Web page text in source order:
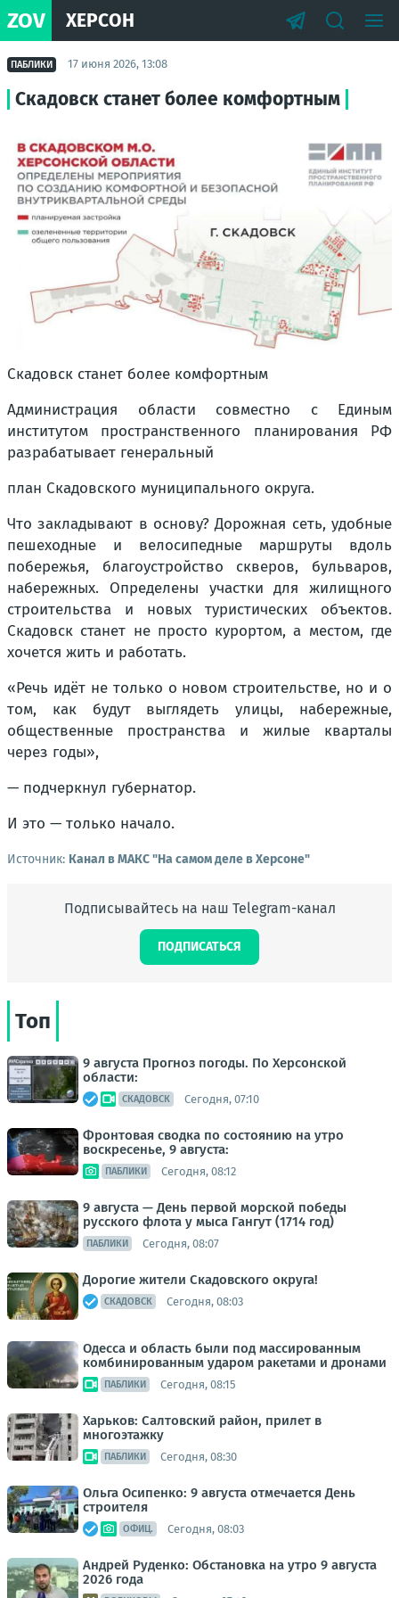
ZOV ХЕРСОН
ПАБЛИКИ 17 июня 2026, 13:08
Скадовск станет более комфортным
Скадовск станет более комфортным
Администрация области совместно с Единым
институтом пространственного планирования РФ
разрабатывает генеральный
план Скадовского муниципального округа.
Что закладывают в основу? Дорожная сеть, удобные
пешеходные и велосипедные маршруты вдоль
побережья, благоустройство скверов, бульваров,
набережных. Определены участки для жилищного
строительства и новых туристических объектов.
Скадовск станет не просто курортом, а местом, где
хочется жить и работать.
«Речь идёт не только о новом строительстве, но и о
том, как будут выглядеть улицы, набережные,
общественные пространства и жилые кварталы
через годы»,
— подчеркнул губернатор.
И это — только начало.
Источник: Канал в МАКС "На самом деле в Херсоне"
Подписывайтесь на наш Telegram-канал
ПОДПИСАТЬСЯ
Топ
9 августа Прогноз погоды. По Херсонской
области:
СКАДОВСК Сегодня, 07:10
Фронтовая сводка по состоянию на утро
воскресенье, 9 августа:
ПАБЛИКИ Сегодня, 08:12
9 августа — День первой морской победы
русского флота у мыса Гангут (1714 год)
ПАБЛИКИ Сегодня, 08:07
Дорогие жители Скадовского округа!
СКАДОВСК Сегодня, 08:03
Одесса и область были под массированным
комбинированным ударом ракетами и дронами
ПАБЛИКИ Сегодня, 08:15
Харьков: Салтовский район, прилет в
многоэтажку
ПАБЛИКИ Сегодня, 08:30
Ольга Осипенко: 9 августа отмечается День
строителя
ОФИЦ. Сегодня, 08:03
Андрей Руденко: Обстановка на утро 9 августа
2026 года